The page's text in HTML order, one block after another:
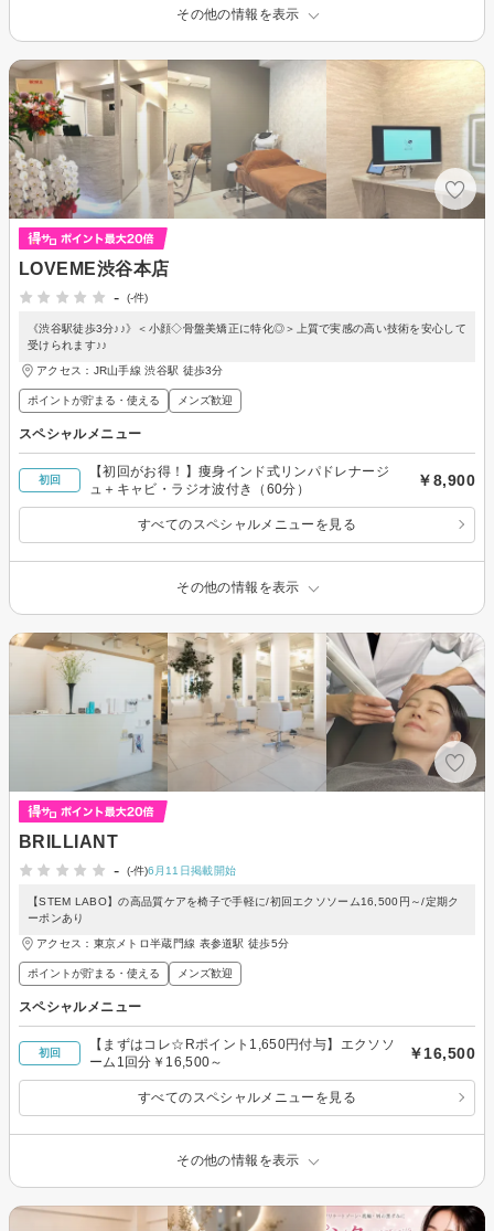
その他の情報を表示
LOVEME渋谷本店
-
(-件)
《渋谷駅徒歩3分♪♪》＜小顔◇骨盤美矯正に特化◎＞上質で実感の高い技術を安心して
受けられます♪♪
アクセス：JR山手線 渋谷駅 徒歩3分
ポイントが貯まる・使える メンズ歓迎
スペシャルメニュー
初回
【初回がお得！】痩身インド式リンパドレナージ
ュ＋キャビ・ラジオ波付き（60分）
￥8,900
すべてのスペシャルメニューを見る
その他の情報を表示
BRILLIANT
-
(-件)6月11日掲載開始
【STEM LABO】の高品質ケアを椅子で手軽に/初回エクソソーム16,500円～/定期ク
ーポンあり
アクセス：東京メトロ半蔵門線 表参道駅 徒歩5分
ポイントが貯まる・使える メンズ歓迎
スペシャルメニュー
初回
【まずはコレ☆Rポイント1,650円付与】エクソソ
ーム1回分￥16,500～
￥16,500
すべてのスペシャルメニューを見る
その他の情報を表示